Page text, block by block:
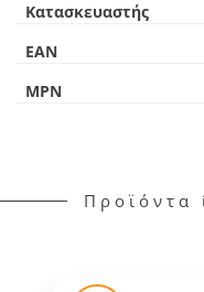
Κατασκευαστής
EAN
MPN
Προϊόντα